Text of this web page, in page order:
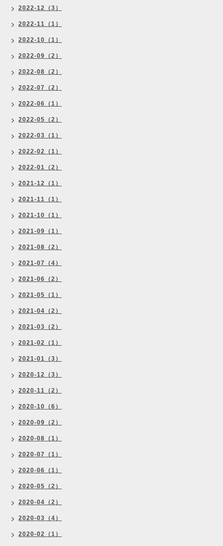
2022-12（3）
2022-11（1）
2022-10（1）
2022-09（2）
2022-08（2）
2022-07（2）
2022-06（1）
2022-05（2）
2022-03（1）
2022-02（1）
2022-01（2）
2021-12（1）
2021-11（1）
2021-10（1）
2021-09（1）
2021-08（2）
2021-07（4）
2021-06（2）
2021-05（1）
2021-04（2）
2021-03（2）
2021-02（1）
2021-01（3）
2020-12（3）
2020-11（2）
2020-10（6）
2020-09（2）
2020-08（1）
2020-07（1）
2020-06（1）
2020-05（2）
2020-04（2）
2020-03（4）
2020-02（1）